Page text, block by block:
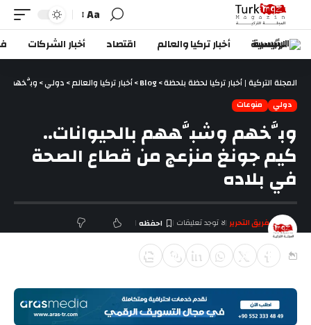
Aa
الرئيسية أخبار تركيا والعالم اقتصاد أخبار الشركات
المجلة التركية | أخبار تركيا لحظة بلحظة>
Blog
>أخبار تركيا والعالم>دولي>وبَّخهم
دولي منوعات
وبَّخهم وشبَّههم بالحيوانات..
كيم جونغ منزعج من قطاع الصحة
في بلاده
آخر تحديث ديسمبر 16, 2025 6:44 م
فريق التحرير لا توجد تعليقات